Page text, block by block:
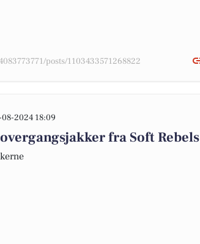
posts/1103433571268822
2024 18:09
fra Soft Rebels